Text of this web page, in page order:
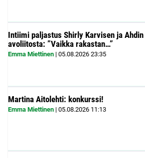
Intiimi paljastus Shirly Karvisen ja Ahdin
avoliitosta: ”Vaikka rakastan…”
Emma Miettinen | 05.08.2026 23:35
Martina Aitolehti: konkurssi!
Emma Miettinen | 05.08.2026 11:13